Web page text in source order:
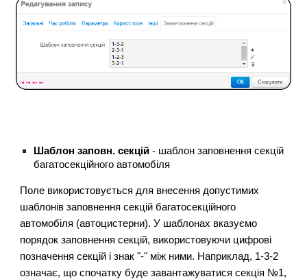
Шаблон заповн. секцій- шаблон заповнення секцій
багатосекційного автомобіля
Поле використовується для внесення допустимих
шаблонів заповнення секцій багатосекційного
автомобіля (автоцистерни). У шаблонах вказуємо
порядок заповнення секцій, використовуючи цифрові
позначення секцій і знак "-" між ними. Наприклад, 1-3-2
означає, що спочатку буде завантажуватися секція №1,